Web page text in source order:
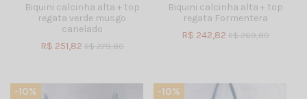
Biquini calcinha alta + top
regata verde musgo
canelado
R$ 251,82 R$ 279,80
Biquini calcinha alta + top
regata Formentera
R$ 242,82 R$ 269,80
-10% -10%